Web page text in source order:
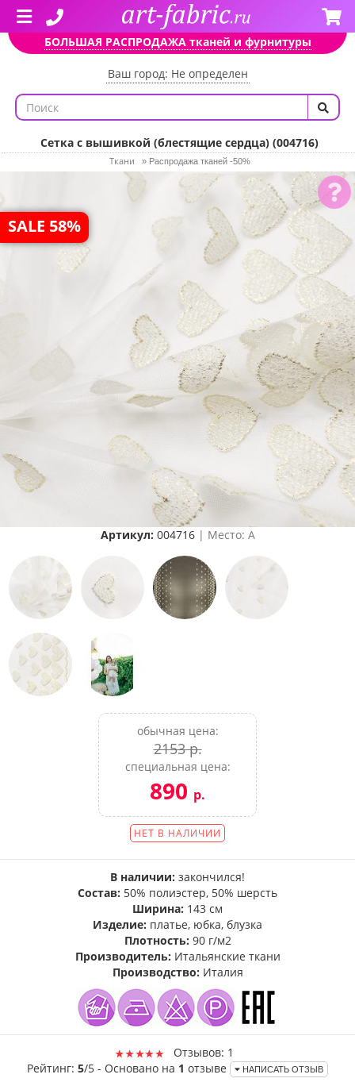
БОЛЬШАЯ РАСПРОДАЖА тканей и фурнитуры
Ваш город: Не определен
Сетка с вышивкой (блестящие сердца) (004716)
Ткани » Распродажа тканей -50%
SALE 58%
Артикул: 004716| Место: A
обычная цена:
2153 р.
специальная цена:
890 р.
НЕТ В НАЛИЧИИ
В наличии: закончился!
Состав: 50% полиэстер, 50% шерсть
Ширина: 143 см
Изделие: платье, юбка, блузка
Плотность: 90 г/м2
Производитель: Итальянские ткани
Производство: Италия
Отзывов: 1
Рейтинг: 5/5 - Основано на 1 отзыве НАПИСАТЬ ОТЗЫВ